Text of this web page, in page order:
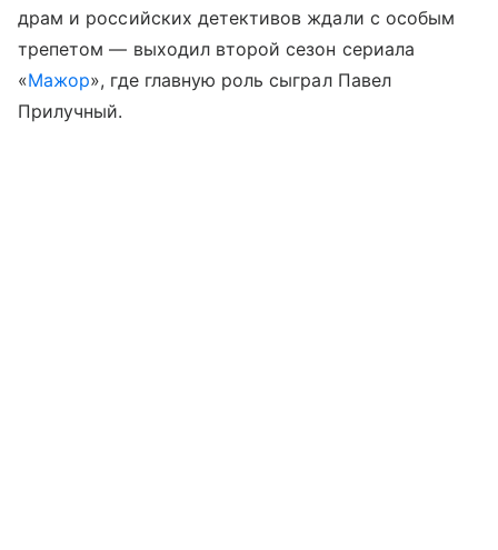
драм и российских детективов ждали с особым
трепетом — выходил второй сезон сериала
«Мажор», где главную роль сыграл Павел
Прилучный.